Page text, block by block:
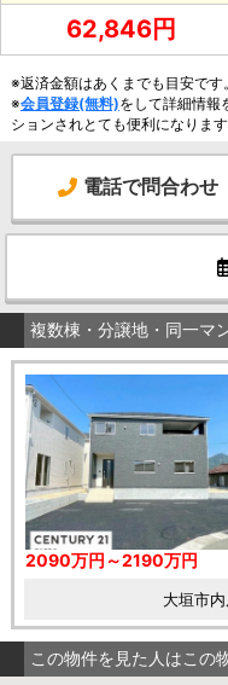
62,846円
※返済金額はあくまでも目安です。
※会員登録(無料)をして詳細情報
ションされとても便利になります
電話で問合わせ
複数棟・分譲地・同一マ
2090万円～2190万円
大垣市
この物件を見た人はこの